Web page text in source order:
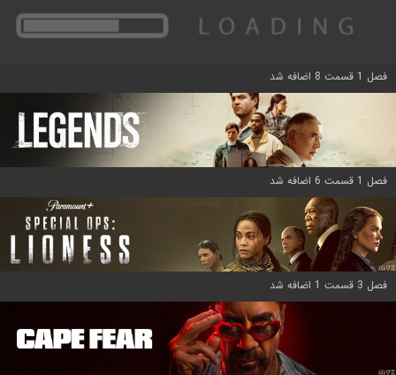
فصل 1 قسمت 8 اضافه شد
فصل 1 قسمت 6 اضافه شد
فصل 3 قسمت 1 اضافه شد